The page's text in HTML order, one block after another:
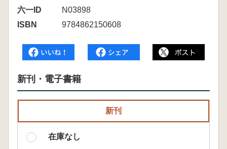
六一ID
N03898
ISBN
9784862150608
新刊・電子書籍
新刊
在庫なし